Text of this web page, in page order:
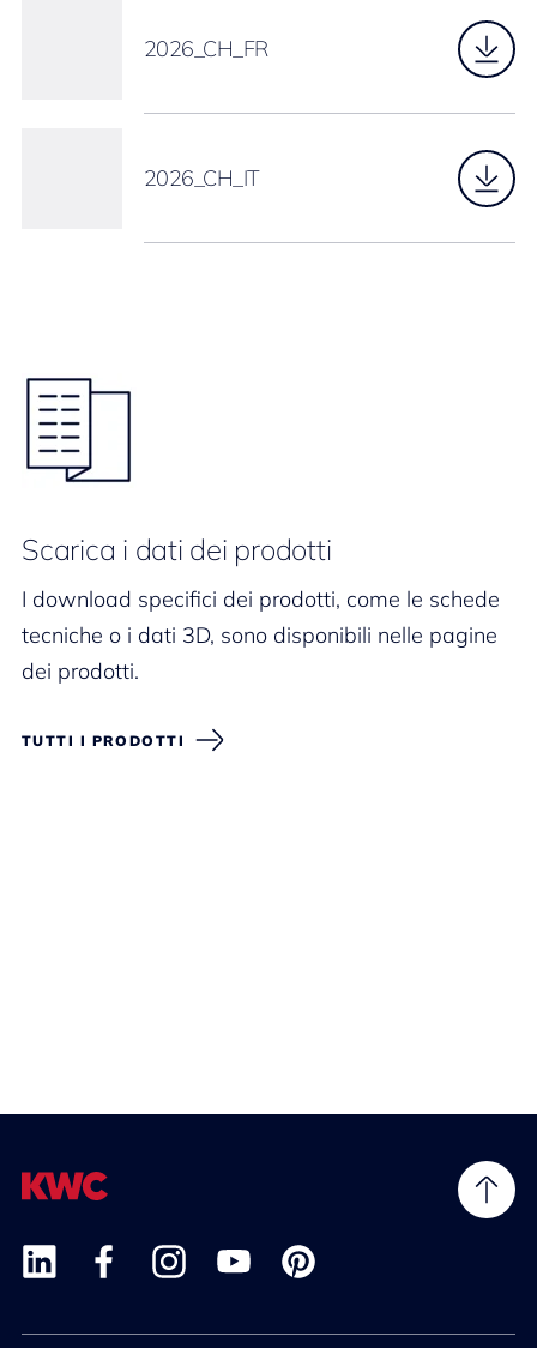
2026_CH_FR
2026_CH_IT
Scarica i dati dei prodotti
I download specifici dei prodotti, come le schede
tecniche o i dati 3D, sono disponibili nelle pagine
dei prodotti.
TUTTI I PRODOTTI